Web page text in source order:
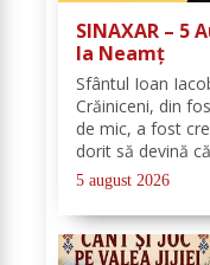
SINAXAR – 5
la Neamţ
Sfântul Ioan
Crăiniceni, din
de mic, a fost
dorit să devină
ani, și-a
aprilie 1936,
5 august 2026